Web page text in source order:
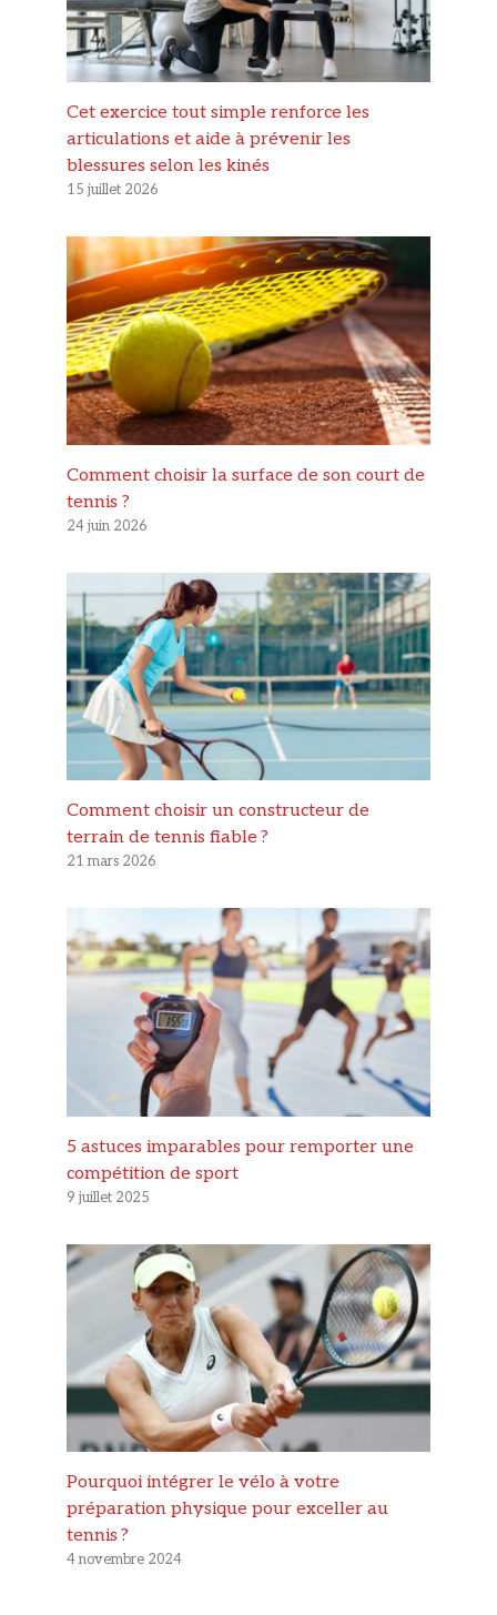
Cet exercice tout simple renforce les
articulations et aide à prévenir les
blessures selon les kinés
15 juillet 2026
Comment choisir la surface de son court de
tennis ?
24 juin 2026
Comment choisir un constructeur de
terrain de tennis fiable ?
21 mars 2026
5 astuces imparables pour remporter une
compétition de sport
9 juillet 2025
Pourquoi intégrer le vélo à votre
préparation physique pour exceller au
tennis ?
4 novembre 2024